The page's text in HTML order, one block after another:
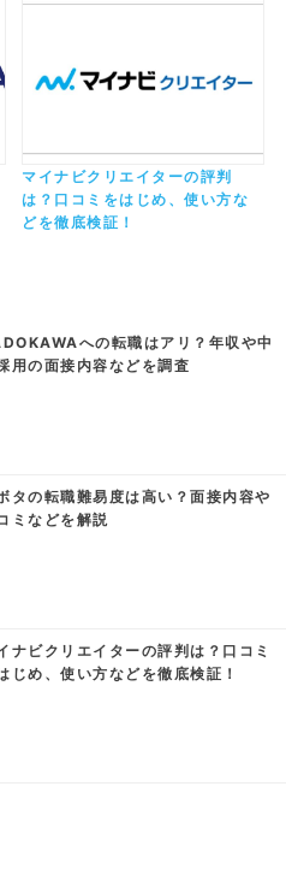
マイナビクリエイターの評判
は？口コミをはじめ、使い方な
どを徹底検証！
への転職はアリ？年収や中
用の面接内容などを調査
タの転職難易度は高い？面接内容や
ミなどを解説
ナビクリエイターの評判は？口コミ
じめ、使い方などを徹底検証！